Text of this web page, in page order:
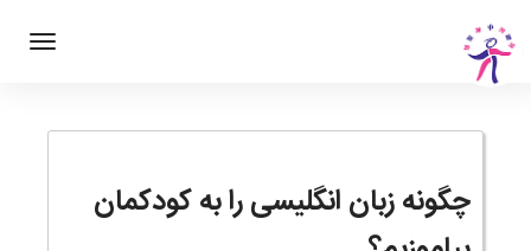
چگونه زبان انگلیسی را به کودکمان